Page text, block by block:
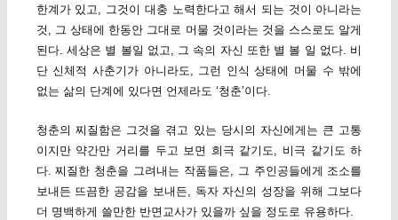
한계가 있고, 그것이 대충 노력한다고 해서 되는 것이 아니라는
것, 그 상태에 한동안 그대로 머물 것이라는 것을 스스로도 알게
된다. 세상은 별 볼일 없고, 그 속의 자신 또한 별 볼 일 없다. 비
단 신체적 사춘기가 아니라도, 그런 인식 상태에 머물 수 밖에
없는 삶의 단계에 있다면 언제라도 ‘청춘’이다.
청춘의 찌질함은 그것을 겪고 있는 당시의 자신에게는 큰 고통
이지만 약간만 거리를 두고 보면 희극 같기도, 비극 같기도 하
다. 찌질한 청춘을 그려내는 작품들은, 그 주인공들에게 조소를
보내든 뜨끔한 공감을 보내든, 독자 자신의 성장을 위해 그보다
더 명백하게 쓸만한 반면교사가 있을까 싶을 정도로 유용하다.